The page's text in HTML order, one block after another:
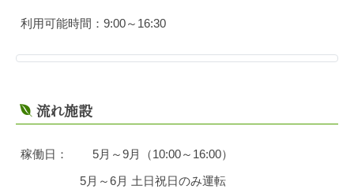
利用可能時間：9:00～16:30
流れ施設
稼働日： 5月～9月（10:00～16:00）
5月～6月 土日祝日のみ運転